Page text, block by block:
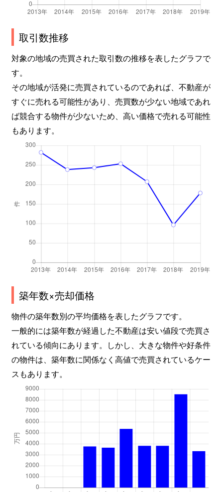
竹の台 2,400万円 西神中央
徒歩11
竹の台
玉津町
510万円 明石
徒歩45
月が丘
700万円 栄(兵庫)
徒歩11
美賀多台
2,200万円 西神中央
徒歩6分
美賀多台
美賀多台
美賀多台
西神中央
美賀多台
西神中央
徒歩15
美賀多台
美賀多台
1,900万円 西神中央
徒歩8分
南別府
1,100万円
取引数推移
対象の地域の売買された取引数の推移を表したグラフで
す。
その地域が活発に売買されているのであれば、不動産が
すぐに売れる可能性があり、売買数が少ない地域であれ
ば競合する物件が少ないため、高い価格で売れる可能性
もあります。
築年数×売却価格
物件の築年数別の平均価格を表したグラフです。
一般的には築年数が経過した不動産は安い値段で売買さ
れている傾向にあります。しかし、大きな物件や好条件
の物件は、築年数に関係なく高値で売買されているケー
スもあります。